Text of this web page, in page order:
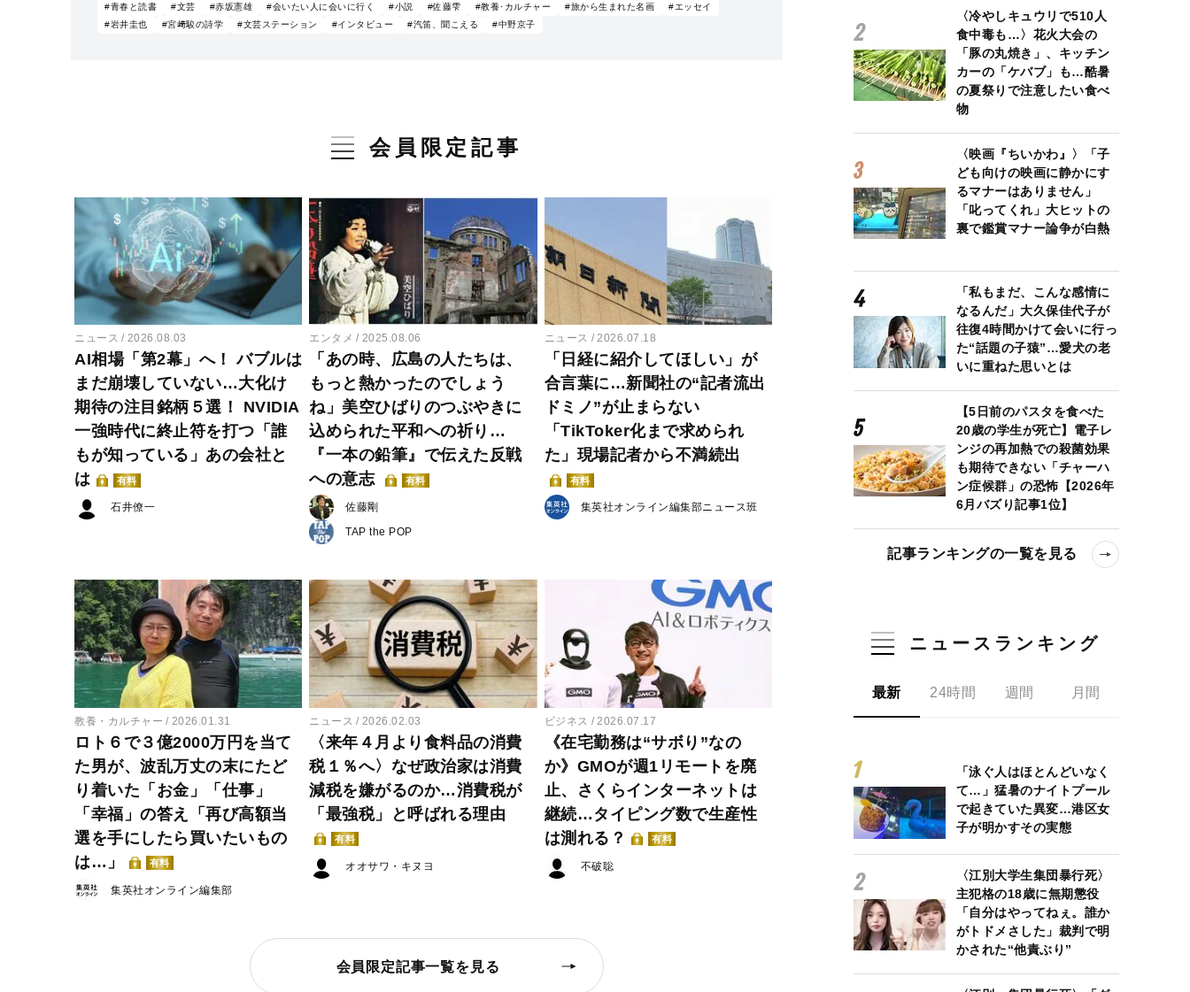
#青春と読書 #文芸 #赤坂憲雄 #会いたい人に会いに行く #小説 #佐藤雫 #教養･カルチャー #旅から生まれた名画
#エッセイ
#岩井圭也
#宮﨑駿の詩学 #文芸ステーション #インタビュー #汽笛、聞こえる #中野京子
会員限定記事
ニュース 2026.08.03
AI相場「第2幕」へ！ バブルは
まだ崩壊していない…大化け
期待の注目銘柄５選！ NVIDIA
一強時代に終止符を打つ「誰
もが知っている」あの会社と
は
有料
石井僚一
エンタメ 2025.08.06
「あの時、広島の人たちは、
もっと熱かったのでしょう
ね」美空ひばりのつぶやきに
込められた平和への祈り…
『一本の鉛筆』で伝えた反戦
への意志
有料
佐藤剛
TAP the POP
ニュース 2026.07.18
「日経に紹介してほしい」が
合言葉に…新聞社の“記者流出
ドミノ”が止まらない
「TikToker化まで求められ
た」現場記者から不満続出
有料
集英社オンライン編集部ニュース班
教養・カルチャー 2026.01.31
ロト６で３億2000万円を当て
た男が、波乱万丈の末にたど
り着いた「お金」「仕事」
「幸福」の答え「再び高額当
選を手にしたら買いたいもの
は…」
有料
集英社オンライン編集部
ニュース 2026.02.03
〈来年４月より食料品の消費
税１％へ〉なぜ政治家は消費
減税を嫌がるのか…消費税が
「最強税」と呼ばれる理由
有料
オオサワ・キヌヨ
ビジネス 2026.07.17
《在宅勤務は“サボり”なの
か》GMOが週1リモートを廃
止、さくらインターネットは
継続…タイピング数で生産性
は測れる？
有料
不破聡
会員限定記事一覧を見る
〈冷やしキュウリで510人
食中毒も…〉花火大会の
「豚の丸焼き」、キッチン
カーの「ケバブ」も…酷暑
の夏祭りで注意したい食べ
物
〈映画『ちいかわ』〉「子
ども向けの映画に静かにす
るマナーはありません」
「叱ってくれ」大ヒットの
裏で鑑賞マナー論争が白熱
「私もまだ、こんな感情に
なるんだ」大久保佳代子が
往復4時間かけて会いに行っ
た“話題の子猿”…愛犬の老
いに重ねた思いとは
【5日前のパスタを食べた
20歳の学生が死亡】電子レ
ンジの再加熱での殺菌効果
も期待できない「チャーハ
ン症候群」の恐怖【2026年
6月バズり記事1位】
記事ランキングの一覧を見る
ニュースランキング
最新 24時間 週間 月間
「泳ぐ人はほとんどいなく
て…」猛暑のナイトプール
で起きていた異変…港区女
子が明かすその実態
〈江別大学生集団暴行死〉
主犯格の18歳に無期懲役
「自分はやってねぇ。誰か
がトドメさした」裁判で明
かされた“他責ぶり”